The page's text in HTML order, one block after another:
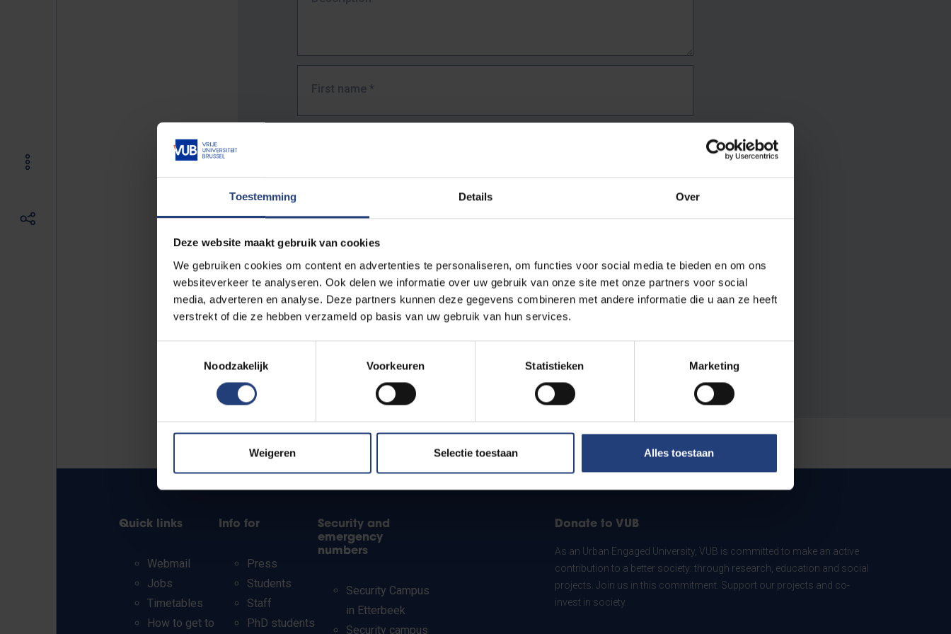
Toestemming Details Over
Deze website maakt gebruik van cookies
We gebruiken cookies om content en advertenties te personaliseren, om functies voor social media te bieden en om ons
websiteverkeer te analyseren. Ook delen we informatie over uw gebruik van onze site met onze partners voor social
media, adverteren en analyse. Deze partners kunnen deze gegevens combineren met andere informatie die u aan ze heeft
verstrekt of die ze hebben verzameld op basis van uw gebruik van hun services.
Noodzakelijk
Voorkeuren Statistieken Marketing
Weigeren Selectie toestaan Alles toestaan
First name *
The full URL of the page where you encountered the error.
E.g. https://www.vub.be/nl/studeren-aan-de-vub/alle-opleidingen
Quick links
Webmail
Jobs
Timetables
How to get to
Info for
Press
Students
Staff
PhD students
Security and
emergency
numbers
Security Campus
in Etterbeek
Security campus
Donate to VUB
As an Urban Engaged University, VUB is committed to make an active
contribution to a better society: through research, education and social
projects. Join us in this commitment. Support our projects and co-
invest in society.